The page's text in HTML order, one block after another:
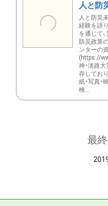
人と防
人と防災
経験を語
を通じて
防災政策
ンターの
(https://
神・淡路
存してお
紙・写真・
検...
最